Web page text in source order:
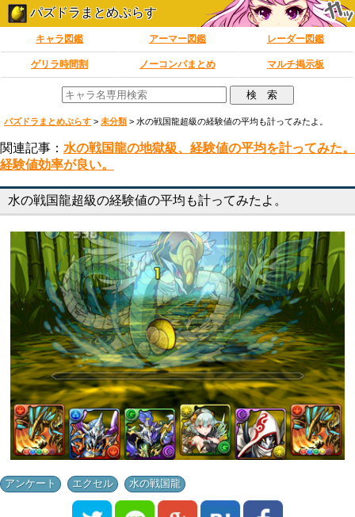
パズドラまとめぷらす
キャラ図鑑 アーマー図鑑 レーダー図鑑
ゲリラ時間割 ノーコンパまとめ マルチ掲示板
パズドラまとめぷらす > 未分類 > 水の戦国龍超級の経験値の平均も計ってみたよ。
関連記事： 水の戦国龍の地獄級、経験値の平均を計ってみた。
経験値効率が良い。
水の戦国龍超級の経験値の平均も計ってみたよ。
アンケート エクセル 水の戦国龍